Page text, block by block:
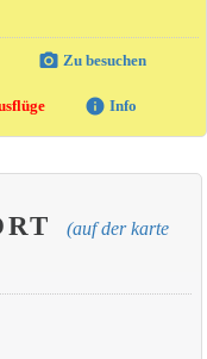
photo_camera Zu besuchen
info Info
(auf der karte